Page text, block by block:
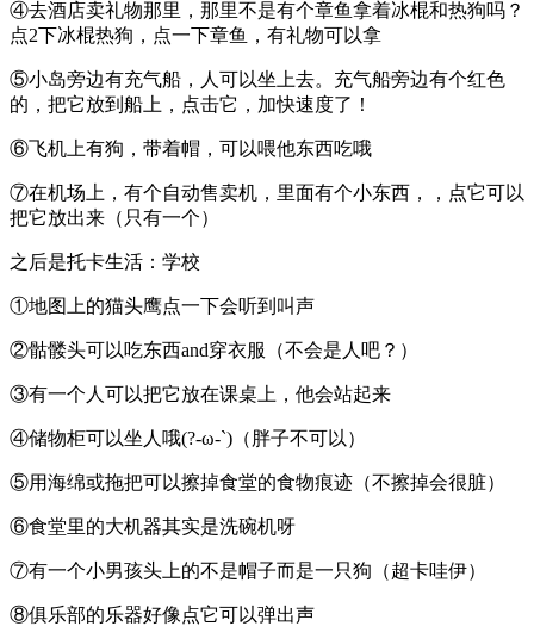
④去酒店卖礼物那里，那里不是有个章鱼拿着冰棍和热狗吗？
点2下冰棍热狗，点一下章鱼，有礼物可以拿
⑤小岛旁边有充气船，人可以坐上去。充气船旁边有个红色
的，把它放到船上，点击它，加快速度了！
⑥飞机上有狗，带着帽，可以喂他东西吃哦
⑦在机场上，有个自动售卖机，里面有个小东西，，点它可以
把它放出来（只有一个）
之后是托卡生活：学校
①地图上的猫头鹰点一下会听到叫声
②骷髅头可以吃东西and穿衣服（不会是人吧？）
③有一个人可以把它放在课桌上，他会站起来
④储物柜可以坐人哦(?-ω-`)（胖子不可以）
⑤用海绵或拖把可以擦掉食堂的食物痕迹（不擦掉会很脏）
⑥食堂里的大机器其实是洗碗机呀
⑦有一个小男孩头上的不是帽子而是一只狗（超卡哇伊）
⑧俱乐部的乐器好像点它可以弹出声